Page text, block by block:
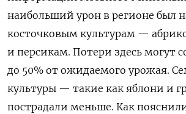
наибольший урон в регионе был
косточковым культурам —
и персикам. Потери здесь могут
до 50% от ожидаемого урожая.
культуры — такие как яблони и
пострадали меньше. Как